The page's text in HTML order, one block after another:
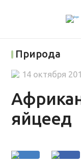
Природа
яйцеед
14 октября